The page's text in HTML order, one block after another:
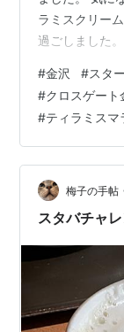
ラミスクリー
過ごしました
#金沢 #スタ
#クロスゲー
#ティラミスマ
梅子の手帖
スタバチャ